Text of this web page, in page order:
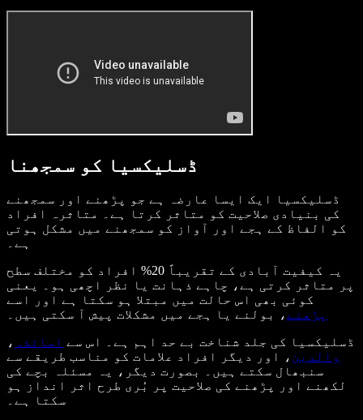
ڈسلیکسیا کو سمجھنا
ڈسلیکسیا ایک ایسا عارضہ ہے جو پڑھنے اور سمجھنے
کی بنیادی صلاحیت کو متاثر کرتا ہے۔ متاثرہ افراد
کو الفاظ کے ہجے اور آواز کو سمجھنے میں مشکل ہوتی
ہے۔
یہ کیفیت آبادی کے تقریباً 20% افراد کو مختلف سطح
پر متاثر کرتی ہے، چاہے ذہانت یا نظر اچھی ہو۔ یعنی
کوئی بھی اس حالت میں مبتلا ہو سکتا ہے اور اسے
پڑھنے، بولنے یا ہجے میں مشکلات پیش آ سکتی ہیں۔
ڈسلیکسیا کی جلد شناخت بے حد اہم ہے۔ اس سے اساتذہ ،
والدین ، اور دیگر افراد علامات کو مناسب طریقے سے
سنبھال سکتے ہیں۔ بصورت دیگر، یہ مسئلہ بچے کی
لکھنے اور پڑھنے کی صلاحیت پر بُری طرح اثر انداز ہو
سکتا ہے۔